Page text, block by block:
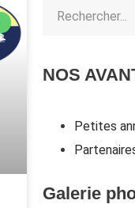
NOS
Petites
Galerie